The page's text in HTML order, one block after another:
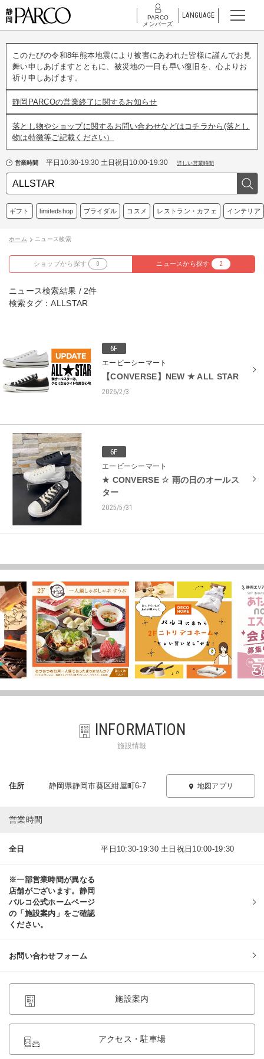
PARCO
メンバーズ
LANGUAGE
このたびの令和8年熊本地震により被害にあわれた皆様に謹んでお見
舞い申しあげますとともに、被災地の一日も早い復旧を、心よりお
祈り申しあげます。
静岡PARCOの営業終了に関するお知らせ
落とし物やショップに関するお問い合わせなどはコチラから(落とし
物は特徴等ご記載ください）
営業時間 平日10:30-19:30 土日祝日10:00-19:30 詳しい営業時間
ギフト limitedshop ブライダル コスメ レストラン・カフェ インテリア
ホーム ニュース検索
ショップから探す 0 ニュースから探す 2
ニュース検索結果 / 2件
検索タグ：ALLSTAR
6F
エービーシーマート
【CONVERSE】NEW ★ ALL STAR
2026/2/3
6F
エービーシーマート
★ CONVERSE ☆ 雨の日のオールス
ター
2025/5/31
INFORMATION
施設情報
住所 静岡県静岡市葵区紺屋町6-7 地図アプリ
営業時間
全日 平日10:30-19:30 土日祝日10:00-19:30
※一部営業時間が異なる
店舗がございます。静岡
パルコ公式ホームページ
の「施設案内」をご確認
ください。
お問い合わせフォーム
施設案内
アクセス・駐車場